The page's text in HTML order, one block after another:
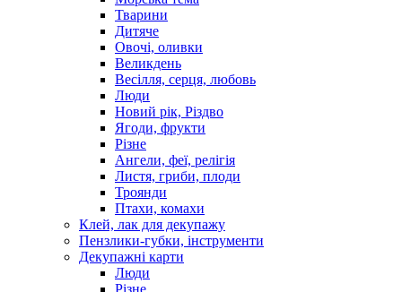
Тварини
Дитяче
Овочі, оливки
Великдень
Весілля, серця, любовь
Люди
Новий рік, Різдво
Ягоди, фрукти
Різне
Ангели, феї, релігія
Листя, гриби, плоди
Троянди
Птахи, комахи
Клей, лак для декупажу
Пензлики-губки, інструменти
Декупажні карти
Люди
Різне